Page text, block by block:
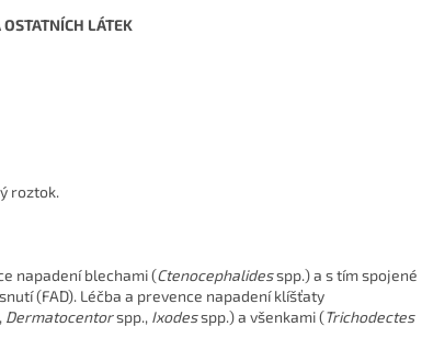
LÁTEK
roztok.
napadení blechami (Ctenocephalidesspp.) a s tím spojené
(FAD). Léčba a prevence napadení klíšťaty
Dermatocentorspp., Ixodesspp.) a všenkami (Trichodectes